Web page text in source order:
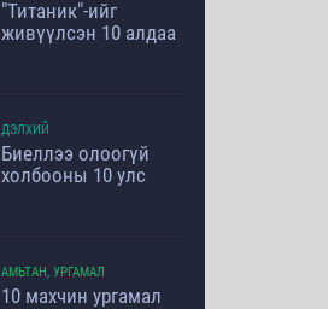
"Титаник"-ийг
живүүлсэн 10 алдаа
ДЭЛХИЙ
Биеллээ олоогүй
холбооны 10 улс
АМЬТАН, УРГАМАЛ
10 махчин ургамал